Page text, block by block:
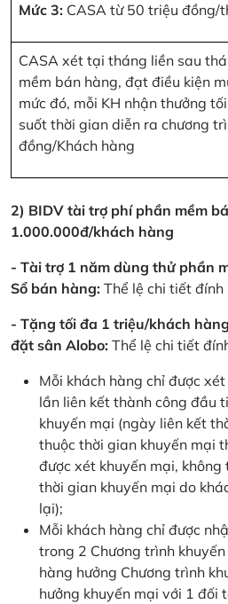
Mức 3: CASA từ 50 triệu đồng/
CASA xét tại tháng liền sau
mềm bán hàng, đạt điều kiện
mức đó, mỗi KH nhận thưởng
suốt thời gian diễn ra chương
đồng/Khách hàng
2) BIDV tài trợ phí phần mềm
1.000.000đ/khách hàng
- Tài trợ 1 năm dùng thử phần
Sổ bán hàng: Thể lệ chi tiết đính
- Tặng tối đa 1 triệu/khách
đặt sân Alobo: Thể lệ chi tiết
Mỗi khách hàng chỉ được
lần liên kết thành công đầu
khuyến mại (ngày liên kết
thuộc thời gian khuyến mại
được xét khuyến mại,
thời gian khuyến mại do
lại);
Mỗi khách hàng chỉ được
trong 2 Chương trình
hàng hưởng Chương trình
hưởng khuyến mại với 1 đối